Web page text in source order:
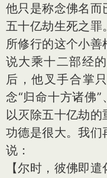
他只是称念佛名而
五十亿劫生死之罪
所修行的这个小
说大乘十二部经
后，他叉手合掌
念“归命十方诸佛
以灭除五十亿劫
功德是很大。我们
说：
【尔时，彼佛即